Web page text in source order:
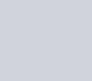
Republik Indonesia
Kuku